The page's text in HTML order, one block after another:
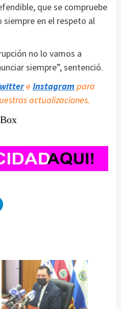
que se compruebe
siempre en el respeto al
no lo vamos a
siempre”, sentenció.
e Instagram para
actualizaciones.